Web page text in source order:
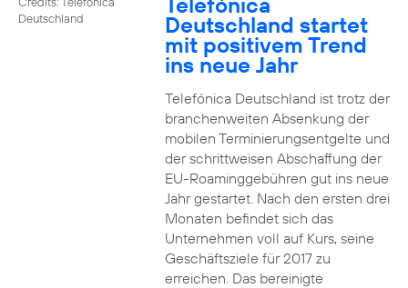
Deutschland
Deutschland startet
mit positivem Trend
ins neue Jahr
Telefónica Deutschland ist trotz der
branchenweiten Absenkung der
mobilen Terminierungsentgelte und
der schrittweisen Abschaffung der
EU-Roaminggebühren gut ins neue
Jahr gestartet. Nach den ersten drei
Monaten befindet sich das
Unternehmen voll auf Kurs, seine
Geschäftsziele für 2017 zu
erreichen. Das bereinigte